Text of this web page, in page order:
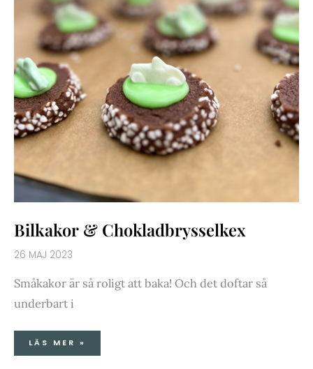
Bilkakor & Chokladbrysselkex
26 MAJ 2023
Småkakor är så roligt att baka! Och det doftar så
underbart i
LÄS MER »